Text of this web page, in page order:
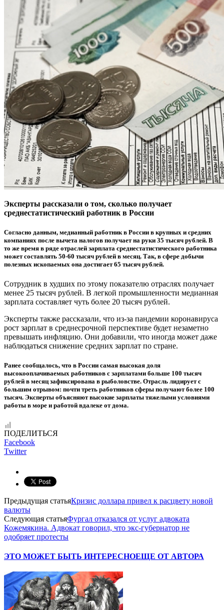
Эксперты рассказали о том, сколько получает
среднестатистический работник в России
Согласно данным, медианный работник в России в крупных и средних
компаниях после вычета налогов получает на руки 35 тысяч рублей. В
то же время в ряде отраслей зарплата среднестатистического работника
может составлять 50-60 тысяч рублей в месяц. Так, в сфере добычи
полезных ископаемых она достигает 65 тысяч рублей.
Сотрудник в худших по этому показателю отраслях получает
менее 25 тысяч рублей. В легкой промышленности медианная
зарплата составляет чуть более 20 тысяч рублей.
Эксперты также рассказали, что из-за пандемии коронавируса
рост зарплат в среднесрочной перспективе будет незаметно
превышать инфляцию. Они добавили, что иногда может даже
наблюдаться снижение средних зарплат по стране.
Ранее сообщалось, что в России самая высокая доля
высокооплачиваемых работников с зарплатами больше 100 тысяч
рублей в месяц зафиксирована в рыболовстве. Отрасль лидирует с
большим отрывом: почти треть работников сферы получают более 100
тысяч. Эксперты объясняют высокие зарплаты тяжелыми условиями
работы в море и работой вдалеке от дома.
ПОДЕЛИТЬСЯ
Facebook
Twitter
Предыдущая статьяКризис доллара привел к расцвету новой
валюты
Следующая статьяФургал отказался от услуг адвоката
Кожемякина. Адвокат говорил, что экс-губернатор не
одобряет протесты
ЭТО МОЖЕТ БЫТЬ ИНТЕРЕСНОЕЩЕ ОТ АВТОРА